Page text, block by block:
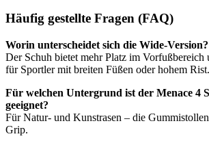
Häufig gestellte Fragen (FAQ)
Worin unterscheidet sich die Wide-Version?
Der Schuh bietet mehr Platz im Vorfußbereich
für Sportler mit breiten Füßen oder hohem Rist.
Für welchen Untergrund ist der Menace 4
geeignet?
Für Natur- und Kunstrasen – die
Grip.